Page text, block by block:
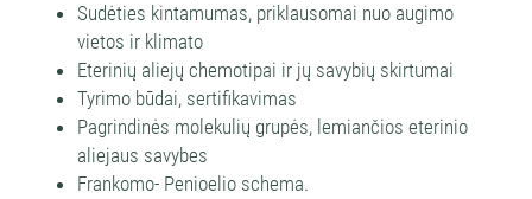
Sudėties kintamumas, priklausomai nuo augimo
vietos ir klimato
Eterinių aliejų chemotipai ir jų savybių skirtumai
Tyrimo būdai, sertifikavimas
Pagrindinės molekulių grupės, lemiančios eterinio
aliejaus savybes
Frankomo- Penioelio schema.